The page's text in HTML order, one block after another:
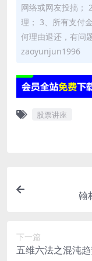
网络或网友投搞；
理； 3、所有支付
何理由退还，有问
zaoyunjun1996
股票讲座
翰
下一篇
五维六法之混沌